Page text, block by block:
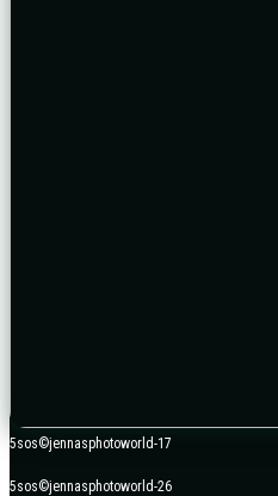
5sos©jennasphotoworld-17
5sos©jennasphotoworld-26